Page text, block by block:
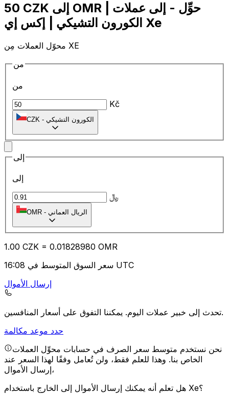
50 CZK إلى OMR | حوِّل - إلى عملات
الكورون التشيكي | إكس إي Xe
محوّل العملات مِن XE
من
من
Kč
CZK - الكورون التشيكي
إلى
إلى
﷼
OMR - الريال العماني
1.00 CZK = 0.01828980 OMR
سعر السوق المتوسط في 16:08 UTC
إرسال الأموال
تحدث إلى خبير عملات اليوم.يمكننا التفوق على أسعار المنافسين.
حدد موعد مكالمة
نحن نستخدم متوسط سعر الصرف في حسابات محوِّل العملات
الخاص بنا. وهذا للعلم فقط، ولن تُعامل وفقًا لهذا السعر عند
إرسال الأموال،
هل تعلم أنه يمكنك إرسال الأموال إلى الخارج باستخدام Xe؟